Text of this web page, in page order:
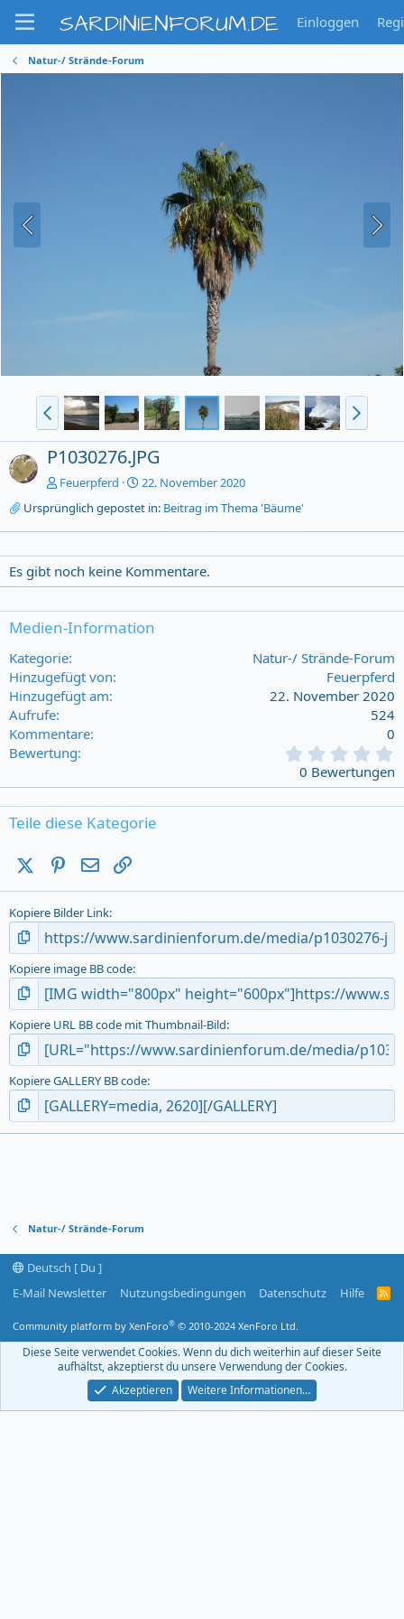
SARDINIENFORUM.DE Einloggen
Natur-/ Strände-Forum
P1030276.JPG
Feuerpferd
22. November 2020
Ursprünglich gepostet in: Beitrag im Thema 'Bäume'
Es gibt noch keine Kommentare.
Medien-Information
Kategorie
Natur-/ Strände-Forum
Hinzugefügt von
Feuerpferd
Hinzugefügt am
22. November 2020
Aufrufe
524
Kommentare
0
Bewertung
0
0
s
0 Bewertungen
Teile diese Kategorie
X (Twitter)Pinterest
E-Mail
Kopiere Bilder Link
Kopiere image BB code
Kopiere URL BB code mit Thumbnail-Bild
Kopiere GALLERY BB code
Natur-/ Strände-Forum
Deutsch [ Du ]
E-Mail Newsletter
Nutzungsbedingungen Datenschutz Hilfe
R
F
Community platform by XenForo® © 2010-2024 XenForo Ltd.
Diese Seite verwendet Cookies. Wenn du dich weiterhin auf dieser Seite
aufhältst, akzeptierst du unsere Verwendung der Cookies.
Akzeptieren
Weitere Informationen…